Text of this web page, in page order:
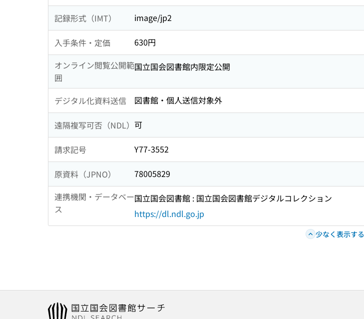
記録形式（IMT） image/jp2
入手条件・定価
630円
オンライン閲覧公開範
囲
国立国会図書館内限定公開
デジタル化資料送信 図書館・個人送信対象外
遠隔複写可否（NDL） 可
請求記号 Y77-3552
原資料（JPNO）
78005829
連携機関・データベー
ス
国立国会図書館 : 国立国会図書館デジタルコレクション
https://dl.ndl.go.jp
少なく表示する